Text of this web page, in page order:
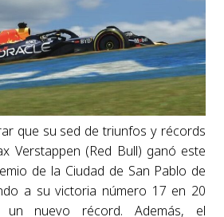
que su sed de triunfos y récords
Verstappen (Red Bull) ganó este
de la Ciudad de San Pablo de
a su victoria número 17 en 20
un nuevo récord. Además, el